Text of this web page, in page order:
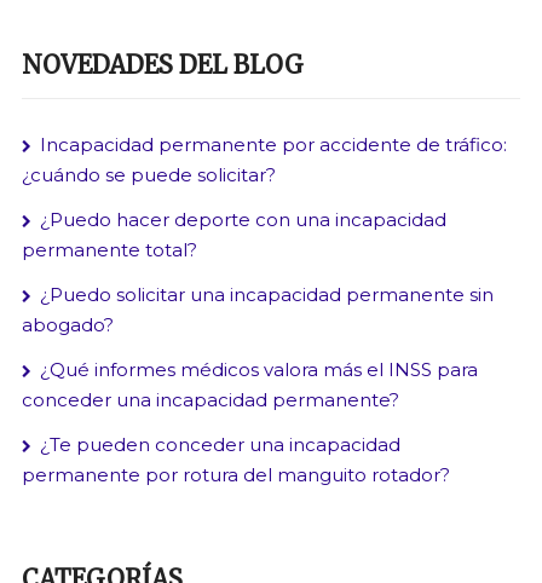
NOVEDADES DEL BLOG
Incapacidad permanente por accidente de tráfico:
¿cuándo se puede solicitar?
¿Puedo hacer deporte con una incapacidad
permanente total?
¿Puedo solicitar una incapacidad permanente sin
abogado?
¿Qué informes médicos valora más el INSS para
conceder una incapacidad permanente?
¿Te pueden conceder una incapacidad
permanente por rotura del manguito rotador?